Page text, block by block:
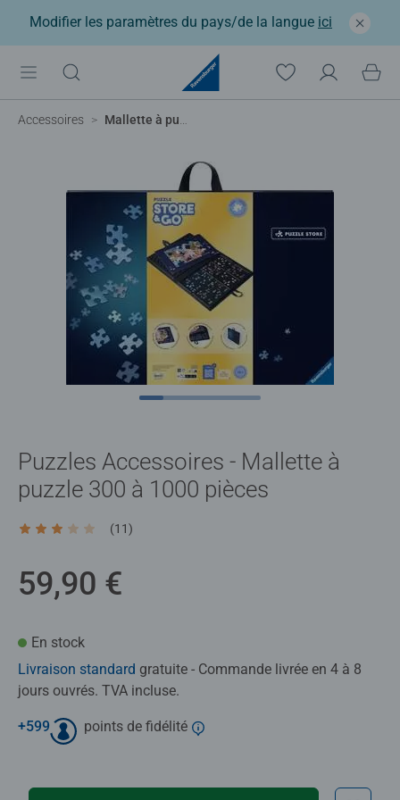
Modifier les paramètres du pays/de la langue ici
Accessoires Mallette à puzzle 300 à 1000 pièces
Puzzles Accessoires - Mallette à
puzzle 300 à 1000 pièces
Average rating 3,2 out of 5 stars.
(11)
59,90 €
En stock
Livraison standard gratuite - Commande livrée en 4 à 8
jours ouvrés. TVA incluse.
+599 points de fidélité